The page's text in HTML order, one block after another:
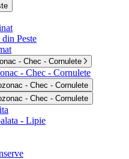
Peste
- Chec - Cornulete
- Chec - Cornulete
- Chec - Cornulete
- Chec - Cornulete
- Lipie